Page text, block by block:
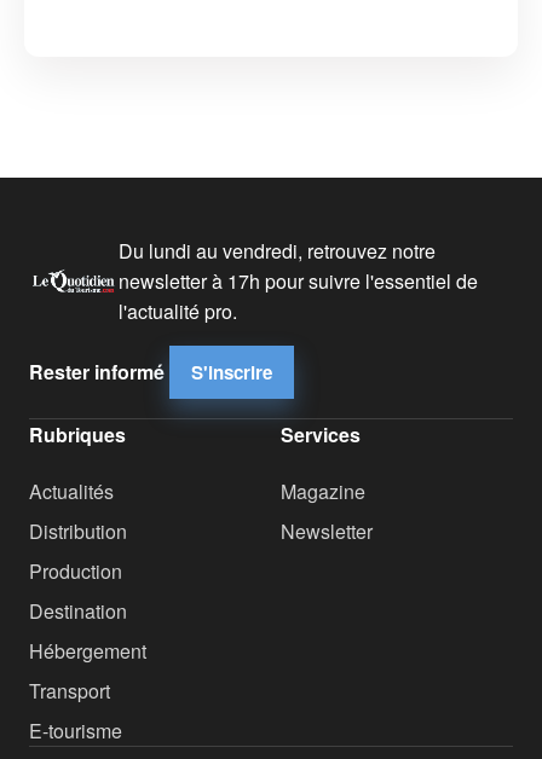
Du lundi au vendredi, retrouvez notre
newsletter à 17h pour suivre l'essentiel de
l'actualité pro.
Rester informé S'inscrire
Rubriques
Actualités
Distribution
Production
Destination
Hébergement
Transport
E-tourisme
Services
Magazine
Newsletter